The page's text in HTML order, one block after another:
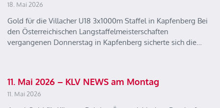
18. Mai 2026
Gold für die Villacher U18 3x1000m Staffel in Kapfenberg Bei
den Österreichischen Langstaffelmeisterschaften
vergangenen Donnerstag in Kapfenberg sicherte sich die…
11. Mai 2026 – KLV NEWS am Montag
11. Mai 2026